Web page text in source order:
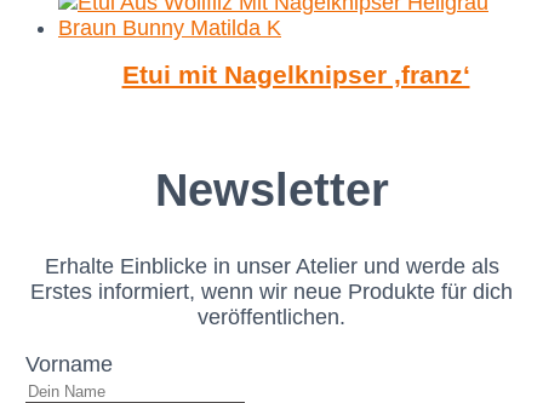
Etui mit Nagelknipser ‚franz‘
Newsletter
Erhalte Einblicke in unser Atelier und werde als
Erstes informiert, wenn wir neue Produkte für dich
veröffentlichen.
Vorname